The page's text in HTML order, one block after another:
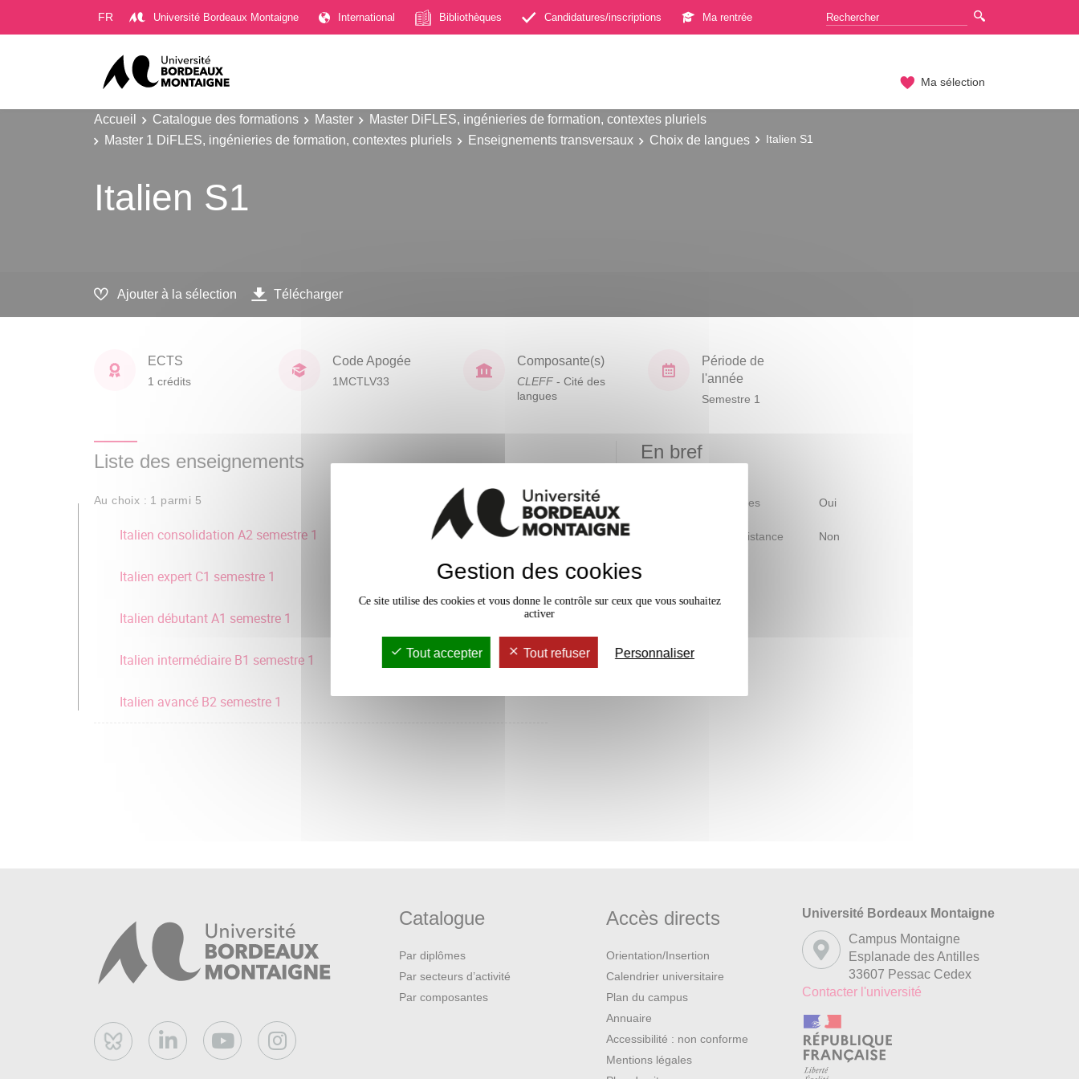
FR Université Bordeaux Montaigne International Bibliothèques Candidatures/inscriptions Ma rentrée
Ma sélection
Accueil Catalogue des formations Master
Master DiFLES, ingénieries de formation, contextes pluriels
Master 1 DiFLES, ingénieries de formation, contextes pluriels
Enseignements transversaux Choix de langues Italien S1
Italien S1
Ajouter à la sélection Télécharger
ECTS
1 crédits
Code Apogée
1MCTLV33
Composante(s)
CLEFF - Cité des
langues
Période de
l'année
Semestre 1
Liste des enseignements
Au choix : 1 parmi 5
Italien consolidation A2 semestre 1
Italien expert C1 semestre 1
Italien débutant A1 semestre 1
Italien intermédiaire B1 semestre 1
Italien avancé B2 semestre 1
En bref
Mobilité d'études Oui
Accessible à distance Non
Bluesky
Catalogue
Par diplômes
Par secteurs d’activité
Par composantes
Accès directs
Orientation/Insertion
Calendrier universitaire
Plan du campus
Annuaire
Accessibilité : non conforme
Mentions légales
Université Bordeaux Montaigne
Campus Montaigne
Esplanade des Antilles
33607 Pessac Cedex
Contacter l'université
Gestion des cookies
Ce site utilise des cookies et vous donne le contrôle sur ceux que vous souhaitez
activer
Tout accepter Tout refuser Personnaliser